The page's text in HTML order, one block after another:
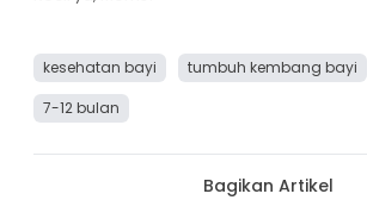
kesehatan bayi tumbuh kembang bayi
7-12 bulan
Bagikan Artikel